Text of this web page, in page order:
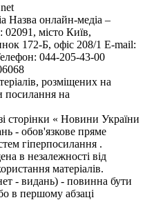
Назва онлайн-медіа –
місто Київ,
172-Б, офіс 208/1 E-mail:
044-205-43-00
розміщених на
посилання на
сторінки « Новини України
- обов'язкове пряме
гіперпосилання .
в незалежності від
матеріалів.
- видань) - повинна бути
в першому абзаці